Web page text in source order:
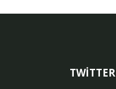
TWİTTER